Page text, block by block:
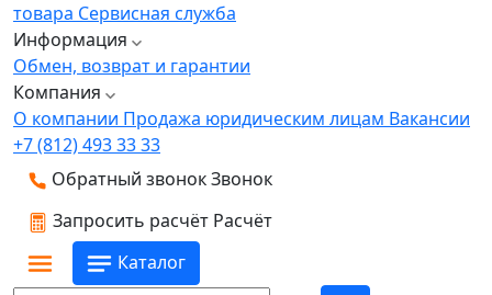
товара Сервисная служба
Информация
Обмен, возврат и гарантии
Компания
О компании Продажа юридическим лицам Вакансии
+7 (812) 493 33 33
Обратный звонокЗвонок
Запросить расчёт Расчёт
Каталог